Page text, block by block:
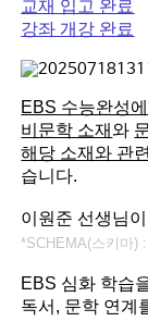
교재 입고 완료
강좌 개강 완료
EBS 수능완성
비문학 소재와
해당 소재와 관
습니다.
이원준 선생님
*SCHEMA(스키마) :
EBS 심화 학습
독서, 문학 연계